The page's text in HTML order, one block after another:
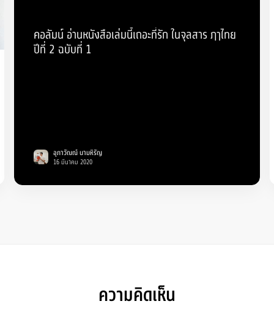
คอลัมน์ อ่านหนังสือเล่มนี้เถอะที่รัก ในจุลสาร ฦๅไทย
ปีที่ 2 ฉบับที่ 1
อุภาวัณณ์ นามหิรัญ
16 มีนาคม 2020
ความคิดเห็น